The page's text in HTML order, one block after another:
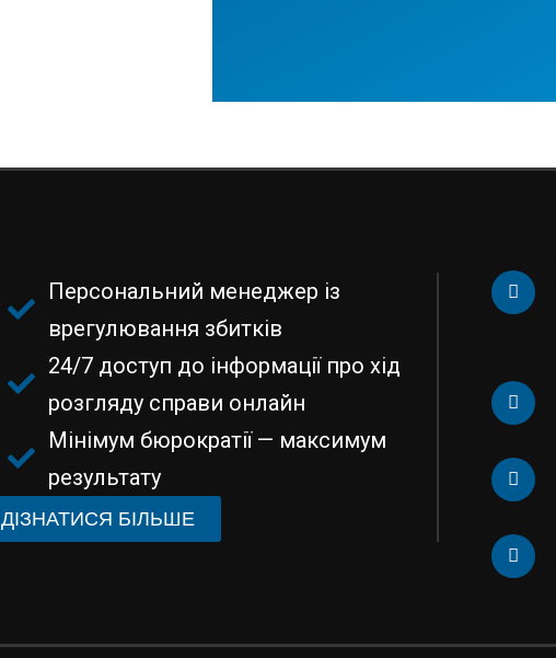
Персональний менеджер із
врегулювання збитків
24/7 доступ до інформації про хід
розгляду справи онлайн
Мінімум бюрократії — максимум
результату
ДІЗНАТИСЯ БІЛЬШЕ